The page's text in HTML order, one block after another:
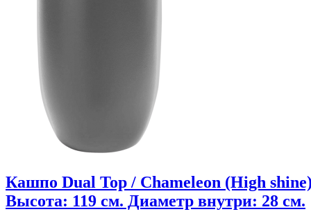
Кашпо Dual Top / Chameleon (High
Высота: 119 см. Диаметр внутри: 28 см.